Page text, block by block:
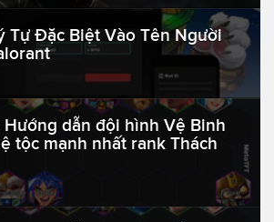
Tự Đặc Biệt Vào Tên Người
Hướng dẫn đội hình Vệ Binh
tộc mạnh nhất rank Thách